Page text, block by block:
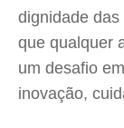
dignidade
que qualquer
um desafio
inovação,